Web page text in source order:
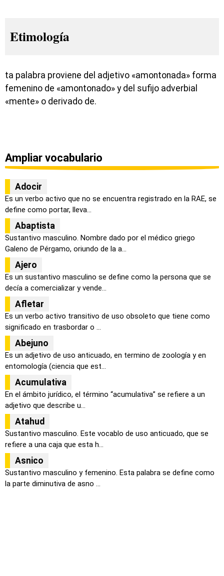
Etimología
ta palabra proviene del adjetivo «amontonada» forma
femenino de «amontonado» y del sufijo adverbial
«mente» o derivado de.
Ampliar vocabulario
Adocir
Es un verbo activo que no se encuentra registrado en la RAE, se
define como portar, lleva...
Abaptista
Sustantivo masculino. Nombre dado por el médico griego
Galeno de Pérgamo, oriundo de la a...
Ajero
Es un sustantivo masculino se define como la persona que se
decía a comercializar y vende...
Afletar
Es un verbo activo transitivo de uso obsoleto que tiene como
significado en trasbordar o ...
Abejuno
Es un adjetivo de uso anticuado, en termino de zoología y en
entomología (ciencia que est...
Acumulativa
En el ámbito jurídico, el término “acumulativa” se refiere a un
adjetivo que describe u...
Atahud
Sustantivo masculino. Este vocablo de uso anticuado, que se
refiere a una caja que esta h...
Asnico
Sustantivo masculino y femenino. Esta palabra se define como
la parte diminutiva de asno ...